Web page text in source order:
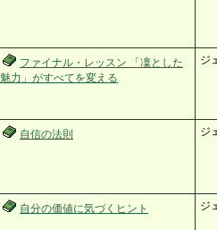
ファイナル・レッスン 「凜とした
魅力」がすべてを変える
ジ
自信の法則 ジ
自分の価値に気づくヒント ジ